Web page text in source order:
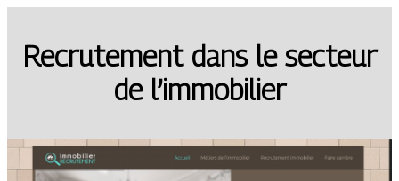
Recrutement dans le secteur
de l’immobilier